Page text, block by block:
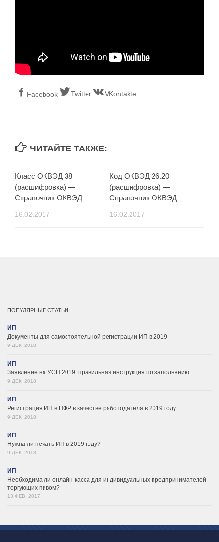
Facebook Twitter VKontakte
ЧИТАЙТЕ ТАКЖЕ:
Класс ОКВЭД 38
(расшифровка) —
Справочник ОКВЭД
16.02.2017
Код ОКВЭД 26.20
(расшифровка) —
Справочник ОКВЭД
16.02.2017
ПОПУЛЯРНЫЕ СТАТЬИ:
ИП
Документы для самостоятельной регистрации ИП в 2019
9 ДЕК, 2018
ИП
Заявление на УСН 2019: правильная инструкция по заполнению.
9 ДЕК, 2018
ИП
Регистрация ИП в ПФР в качестве работодателя в 2019 году
9 ДЕК, 2018
ИП
Нужна ли печать ИП в 2019 году?
9 ДЕК, 2018
ИП
Необходима ли онлайн-касса для индивидуальных предпринимателей
торгующих пивом?
13 ФЕВ, 2017